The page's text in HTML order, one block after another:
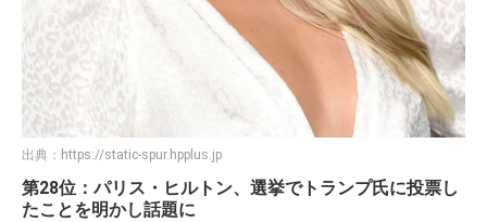
出典： https://static-spur.hpplus.jp
第28位：パリス・ヒルトン、選挙でトランプ氏に投票し
たことを明かし話題に